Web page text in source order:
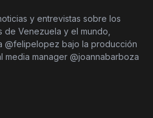
y entrevistas sobre los
de Venezuela y el mundo,
@felipelopez bajo la producción
media manager @joannabarboza